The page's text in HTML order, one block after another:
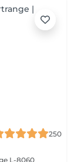
250
L-8060